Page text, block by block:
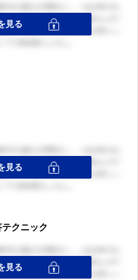
クニック